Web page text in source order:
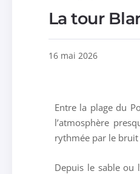
La tour
16 mai 2026
Entre la plage du
l’atmosphère
rythmée par le
Depuis le sable ou